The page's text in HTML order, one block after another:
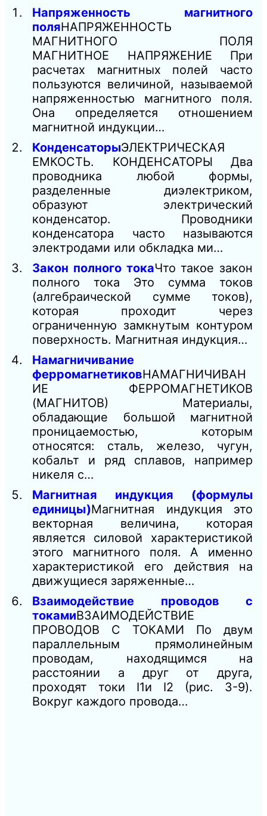
Напряженность магнитного
поляНАПРЯЖЕННОСТЬ
МАГНИТНОГО ПОЛЯ
МАГНИТНОЕ НАПРЯЖЕНИЕ При
расчетах магнитных полей часто
пользуются величиной, называемой
напряженностью магнитного поля.
Она определяется отношением
магнитной индукции…
КонденсаторыЭЛЕКТРИЧЕСКАЯ
ЕМКОСТЬ. КОНДЕНСАТОРЫ Два
проводника любой формы,
разделенные диэлектриком,
образуют электрический
конденсатор. Проводники
конденсатора часто называются
электродами или обкладка ми…
Закон полного токаЧто такое закон
полного тока Это сумма токов
(алгебраической сумме токов),
которая проходит через
ограниченную замкнутым контуром
поверхность. Магнитная индукция…
Намагничивание
ферромагнетиковНАМАГНИЧИВАН
ИЕ ФЕРРОМАГНЕТИКОВ
(МАГНИТОВ) Материалы,
обладающие большой магнитной
проницаемостью, которым
относятся: сталь, железо, чугун,
кобальт и ряд сплавов, например
никеля с…
Магнитная индукция (формулы
единицы)Магнитная индукция это
векторная величина, которая
является силовой характеристикой
этого магнитного поля. А именно
характеристикой его действия на
движущиеся заряженные…
Взаимодействие проводов с
токамиВЗАИМОДЕЙСТВИЕ
ПРОВОДОВ С ТОКАМИ По двум
параллельным прямолинейным
проводам, находящимся на
расстоянии а друг от друга,
проходят токи I1и I2 (рис. 3-9).
Вокруг каждого провода…